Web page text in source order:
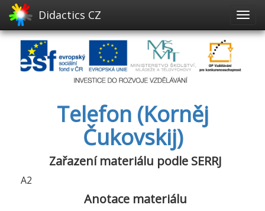
Didactics CZ
Telefon (Korněj
Čukovskij)
Zařazení materiálu podle SERRJ
A2
Anotace materiálu